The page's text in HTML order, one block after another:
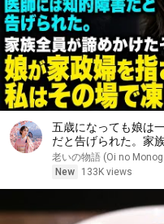
五歳になっても娘は
だと告げられた。家
家政婦を指さして初
ついた――
老いの物語 (Oi no
New
133K views